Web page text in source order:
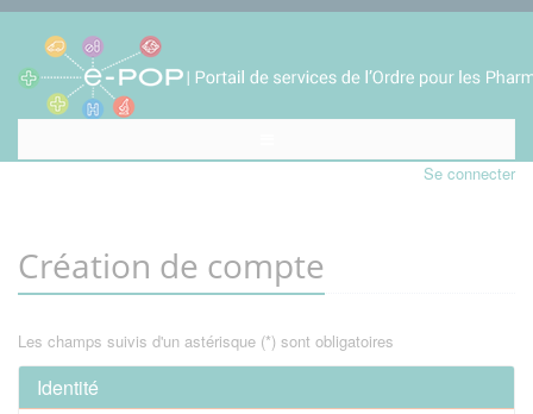
Se connecter
Création de compte
Les champs suivis d'un astérisque (*) sont obligatoires
Identité